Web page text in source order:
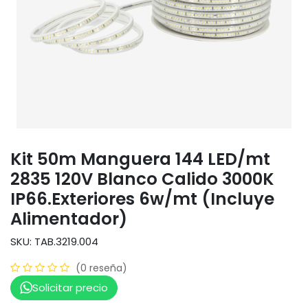
Kit 50m Manguera 144 LED/mt
2835 120V Blanco Calido 3000K
IP66.Exteriores 6w/mt (Incluye
Alimentador)
SKU: TAB.3219.004
(0 reseña)
Solicitar precio